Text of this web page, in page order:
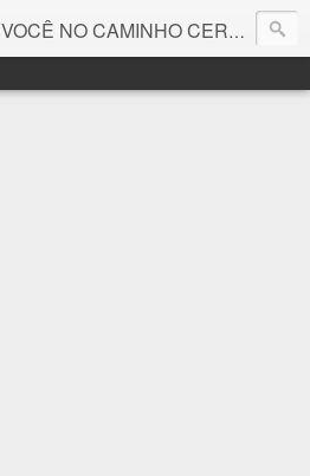
VOCÊ NO CAMINHO CERTO! 🤓💻🚀